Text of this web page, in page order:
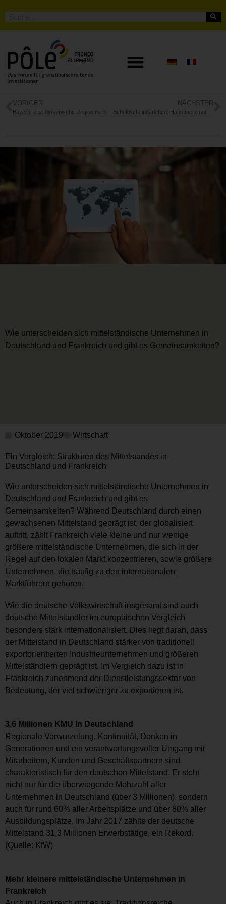
VORIGER NÄCHSTER
Wie unterscheiden sich mittelständische Unternehmen in
Deutschland und Frankreich und gibt es Gemeinsamkeiten?
Oktober 2019 Wirtschaft
Ein Vergleich: Strukturen des Mittelstandes in
Deutschland und Frankreich
Wie unterscheiden sich mittelständische Unternehmen in
Deutschland und Frankreich und gibt es
Gemeinsamkeiten? Während Deutschland durch einen
gewachsenen Mittelstand geprägt ist, der globalisiert
auftritt, zählt Frankreich viele kleine und nur wenige
größere mittelständische Unternehmen, die sich in der
Regel auf den lokalen Markt konzentrieren, sowie größere
Unternehmen, die häufig zu den internationalen
Marktführern gehören.
Wie die deutsche Volkswirtschaft insgesamt sind auch
deutsche Mittelständler im europäischen Vergleich
besonders stark internationalisiert. Dies liegt daran, dass
der Mittelstand in Deutschland stärker von traditionell
exportorientierten Industrieunternehmen und größeren
Mittelständlern geprägt ist. Im Vergleich dazu ist in
Frankreich zunehmend der Dienstleistungssektor von
Bedeutung, der viel schwieriger zu exportieren ist.
3,6 Millionen KMU in Deutschland
Regionale Verwurzelung, Kontinuität, Denken in
Generationen und ein verantwortungsvoller Umgang mit
Mitarbeitern, Kunden und Geschäftspartnern sind
charakteristisch für den deutschen Mittelstand. Er steht
nicht nur für die überwiegende Mehrzahl aller
Unternehmen in Deutschland (über 3 Millionen), sondern
auch für rund 60% aller Arbeitsplätze und über 80% aller
Ausbildungsplätze. Im Jahr 2017 zählte der deutsche
Mittelstand 31,3 Millionen Erwerbstätige, ein Rekord.
(Quelle: KfW)
Mehr kleinere mittelständische Unternehmen in
Frankreich